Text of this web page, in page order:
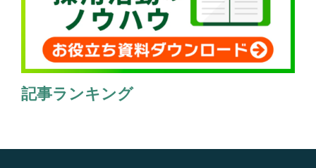
記事ランキング